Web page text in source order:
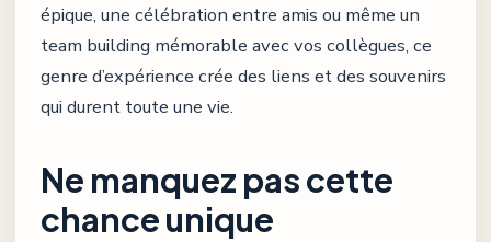
épique, une célébration entre amis ou même un
team building mémorable avec vos collègues, ce
genre d’expérience crée des liens et des souvenirs
qui durent toute une vie.
Ne manquez pas cette
chance unique